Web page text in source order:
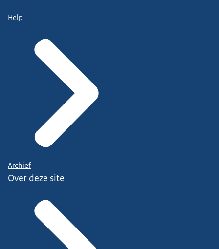
Help
Archief
Over deze site